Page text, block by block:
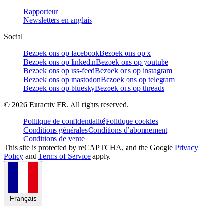
Rapporteur
Newsletters en anglais
Social
Bezoek ons op facebookBezoek ons op x
Bezoek ons op linkedinBezoek ons op youtube
Bezoek ons op rss-feedBezoek ons op instagram
Bezoek ons op mastodonBezoek ons op telegram
Bezoek ons op blueskyBezoek ons op threads
© 2026 Euractiv FR. All rights reserved.
Politique de confidentialitéPolitique cookies
Conditions généralesConditions d’abonnement
Conditions de vente
This site is protected by reCAPTCHA, and the Google Privacy
Policy and Terms of Service apply.
Français